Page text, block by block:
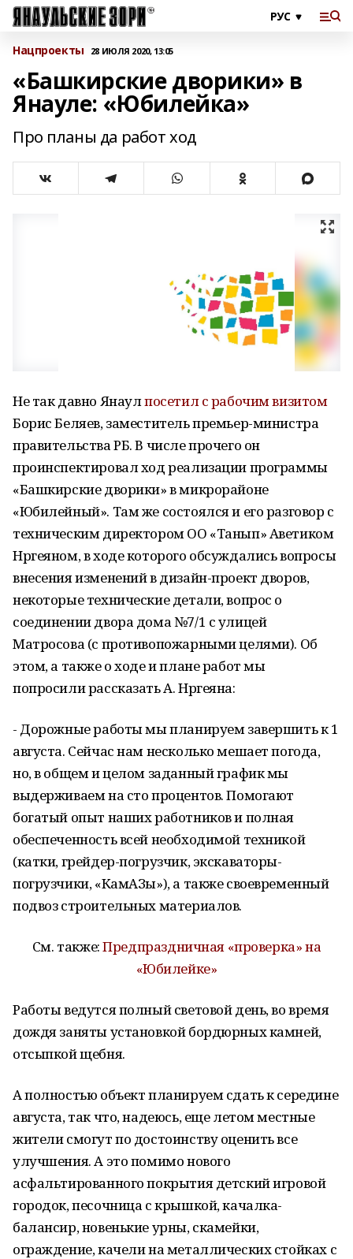
Нацпроекты 28 ИЮЛЯ 2020, 13:05
«Башкирские дворики» в
Янауле: «Юбилейка»
Про планы да работ ход
Не так давно Янаулпосетил с рабочим визитом
Борис Беляев, заместитель премьер-министра
правительства РБ. В числе прочего он
проинспектировал ход реализации программы
«Башкирские дворики» в микрорайоне
«Юбилейный». Там же состоялся и его разговор с
техническим директором ОО «Танып» Аветиком
Нргеяном, в ходе которого обсуждались вопросы
внесения изменений в дизайн-проект дворов,
некоторые технические детали, вопрос о
соединении двора дома №7/1 с улицей
Матросова (с противопожарными целями). Об
этом, а также о ходе и плане работ мы
попросили рассказать А. Нргеяна:
- Дорожные работы мы планируем завершить к 1
августа. Сейчас нам несколько мешает погода,
но, в общем и целом заданный график мы
выдерживаем на сто процентов. Помогают
богатый опыт наших работников и полная
обеспеченность всей необходимой техникой
(катки, грейдер-погрузчик, экскаваторы-
погрузчики, «КамАЗы»), а также своевременный
подвоз строительных материалов.
См. также:Предпраздничная «проверка» на
«Юбилейке»
Работы ведутся полный световой день, во время
дождя заняты установкой бордюрных камней,
отсыпкой щебня.
А полностью объект планируем сдать к середине
августа, так что, надеюсь, еще летом местные
жители смогут по достоинству оценить все
улучшения. А это помимо нового
асфальтированного покрытия детский игровой
городок, песочница с крышкой, качалка-
балансир, новенькие урны, скамейки,
ограждение, качели на металлических стойках с